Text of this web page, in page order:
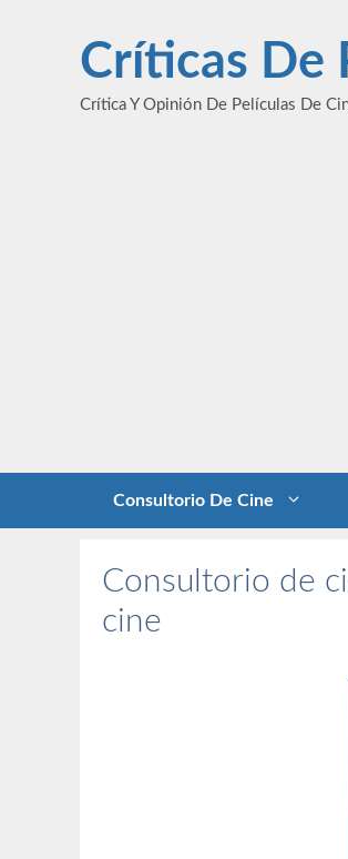
contenidoCríticas De
Crítica Y Opinión De Películas De
Consultorio De Cine
Consultorio de
cine